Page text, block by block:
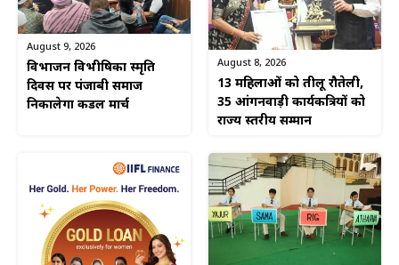
August 9, 2026
विभाजन विभीषिका स्मृति
दिवस पर पंजाबी समाज
निकालेगा कैंडल मार्च
August 8, 2026
13 महिलाओं को तीलू रौतेली,
35 आंगनवाड़ी कार्यकत्रियों को
राज्य स्तरीय सम्मान